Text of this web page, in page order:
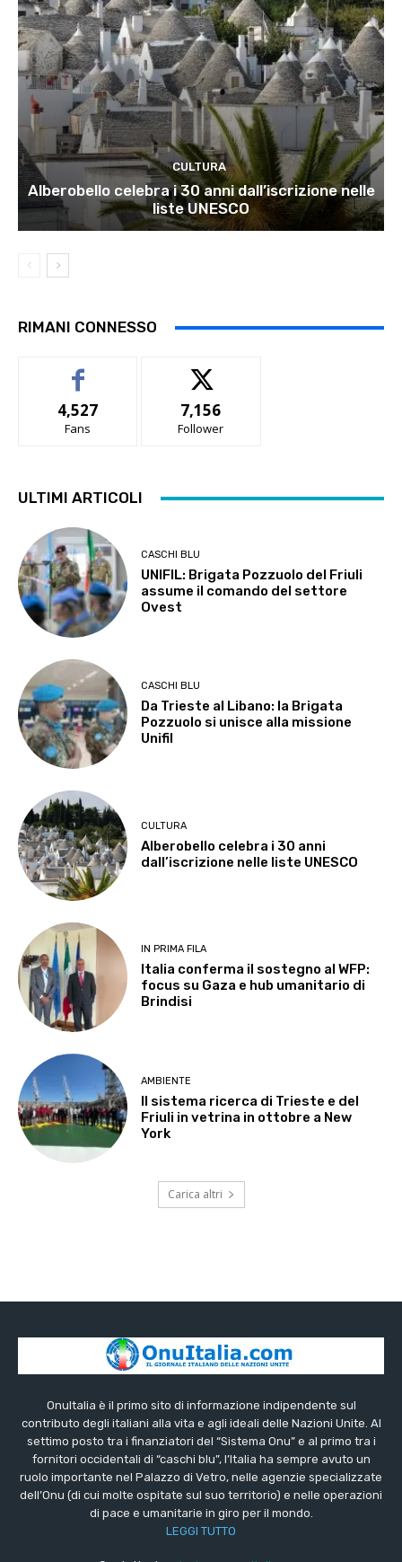
CULTURA
Alberobello celebra i 30 anni dall’iscrizione nelle
liste UNESCO
RIMANI CONNESSO
4,527
Fans
7,156
Follower
ULTIMI ARTICOLI
CASCHI BLU
UNIFIL: Brigata Pozzuolo del Friuli
assume il comando del settore
Ovest
CASCHI BLU
Da Trieste al Libano: la Brigata
Pozzuolo si unisce alla missione
Unifil
CULTURA
Alberobello celebra i 30 anni
dall’iscrizione nelle liste UNESCO
IN PRIMA FILA
Italia conferma il sostegno al WFP:
focus su Gaza e hub umanitario di
Brindisi
AMBIENTE
Il sistema ricerca di Trieste e del
Friuli in vetrina in ottobre a New
York
Carica altri
OnuItalia è il primo sito di informazione indipendente sul
contributo degli italiani alla vita e agli ideali delle Nazioni Unite. Al
settimo posto tra i finanziatori del “Sistema Onu” e al primo tra i
fornitori occidentali di “caschi blu”, l’Italia ha sempre avuto un
ruolo importante nel Palazzo di Vetro, nelle agenzie specializzate
dell’Onu (di cui molte ospitate sul suo territorio) e nelle operazioni
di pace e umanitarie in giro per il mondo.
LEGGI TUTTO